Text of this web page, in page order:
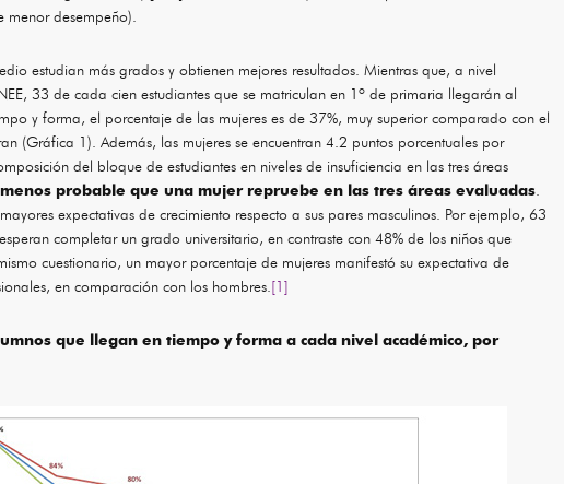
menor desempeño).
estudian más grados y obtienen mejores resultados. Mientras que, a nivel
33 de cada cien estudiantes que se matriculan en 1º de primaria llegarán al
y forma, el porcentaje de las mujeres es de 37%, muy superior comparado con el
(Gráfica 1). Además, las mujeres se encuentran 4.2 puntos porcentuales por
del bloque de estudiantes en niveles de insuficiencia en las tres áreas
probable que una mujer repruebe en las tres áreas evaluadas.
expectativas de crecimiento respecto a sus pares masculinos. Por ejemplo, 63
completar un grado universitario, en contraste con 48% de los niños que
cuestionario, un mayor porcentaje de mujeres manifestó su expectativa de
en comparación con los hombres.[1]
que llegan en tiempo y forma a cada nivel académico, por